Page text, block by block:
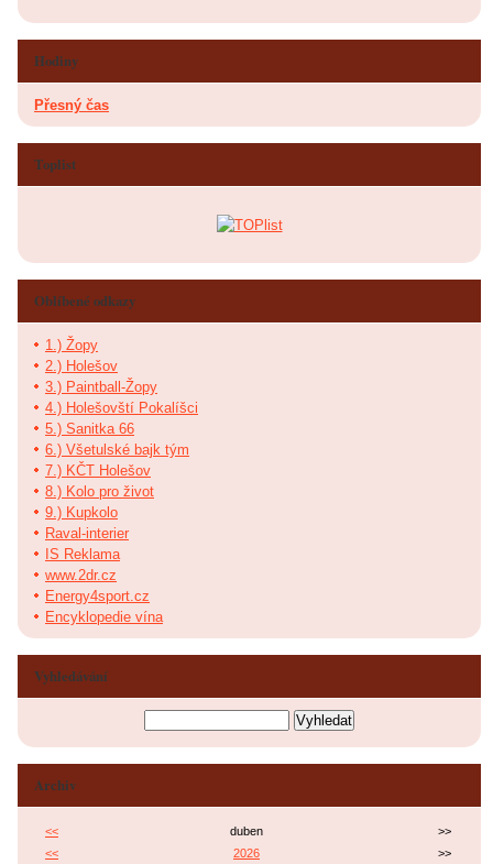
Hodiny
Přesný čas
Toplist
Oblíbené odkazy
1.) Žopy
2.) Holešov
3.) Paintball-Žopy
4.) Holešovští Pokalíšci
5.) Sanitka 66
6.) Všetulské bajk tým
7.) KČT Holešov
8.) Kolo pro život
9.) Kupkolo
Raval-interier
IS Reklama
www.2dr.cz
Energy4sport.cz
Encyklopedie vína
Vyhledávání
Archiv
<< duben
>>
<<
2026 >>